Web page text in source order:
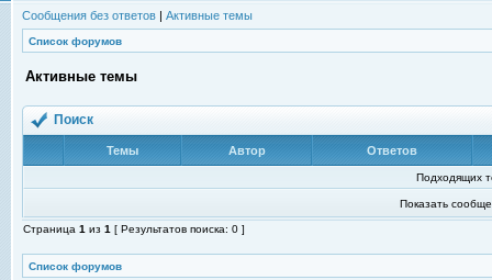
Сообщения без ответов | Активные темы
Список форумов
Активные темы
Поиск
Темы Автор Ответов
Подходящих
Показать
Страница 1 из 1 [ Результатов поиска: 0 ]
Список форумов